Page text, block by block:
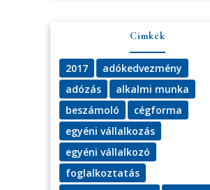
Címkék
2017
adókedvezmény
adózás
alkalmi munka
beszámoló
cégforma
egyéni vállalkozás
egyéni vállalkozó
foglalkoztatás